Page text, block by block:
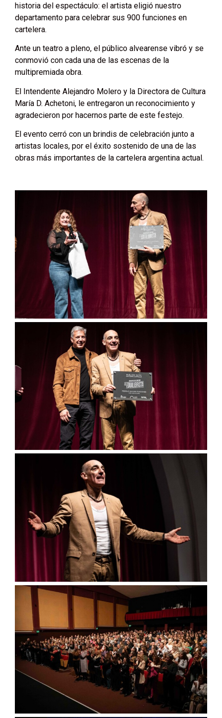
historia del espectáculo: el artista eligió nuestro
departamento para celebrar sus 900 funciones en
cartelera.
Ante un teatro a pleno, el público alvearense vibró y se
conmovió con cada una de las escenas de la
multipremiada obra.
El Intendente Alejandro Molero y la Directora de Cultura
María D. Achetoni, le entregaron un reconocimiento y
agradecieron por hacernos parte de este festejo.
El evento cerró con un brindis de celebración junto a
artistas locales, por el éxito sostenido de una de las
obras más importantes de la cartelera argentina actual.